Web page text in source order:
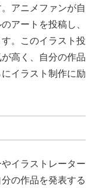
アニメファンが自
アートを投稿し、
。このイラスト投
高く、自分の作品
イラスト制作に励
イラストレーター
の作品を発表する